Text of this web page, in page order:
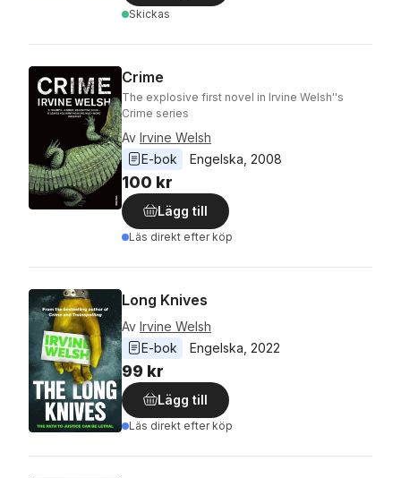
Skickas
Crime
The explosive first novel in Irvine Welsh''s
Crime series
Av Irvine Welsh
E-bok
Engelska 2008
100 kr
Lägg till
Läs direkt efter köp
Long Knives
Av Irvine Welsh
E-bok
Engelska 2022
99 kr
Lägg till
Läs direkt efter köp